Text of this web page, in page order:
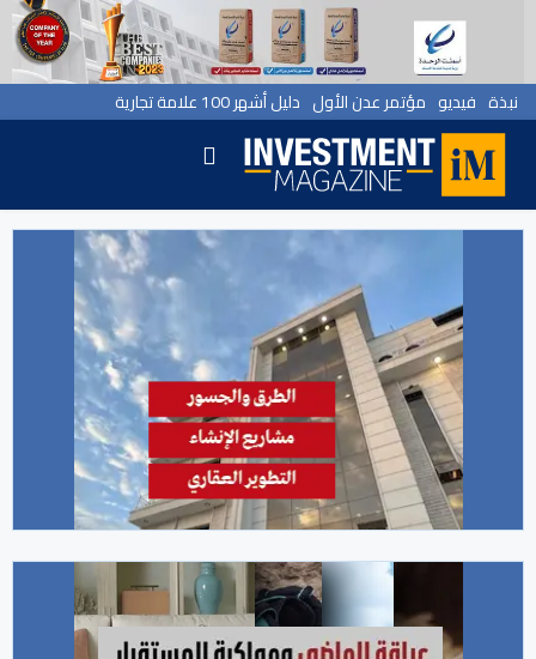
نبذة فيديو مؤتمر عدن الأول دليل أشهر 100 علامة تجارية